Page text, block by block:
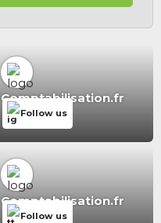
Comptabilisation.fr
Follow us
Comptabilisation.fr
Follow us